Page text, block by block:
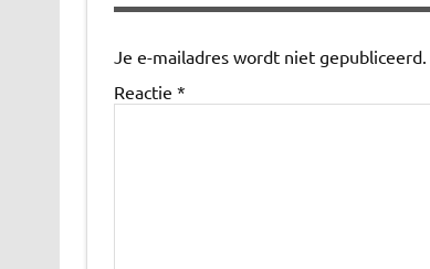
Je e-mailadres wordt niet gepubliceerd.
Reactie *